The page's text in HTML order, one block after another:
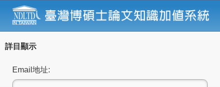
詳目顯示
Email地址: